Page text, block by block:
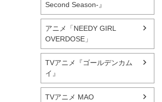
Second Season-』
アニメ「NEEDY GIRL
OVERDOSE」
TVアニメ『ゴールデンカム
イ』
TVアニメ MAO